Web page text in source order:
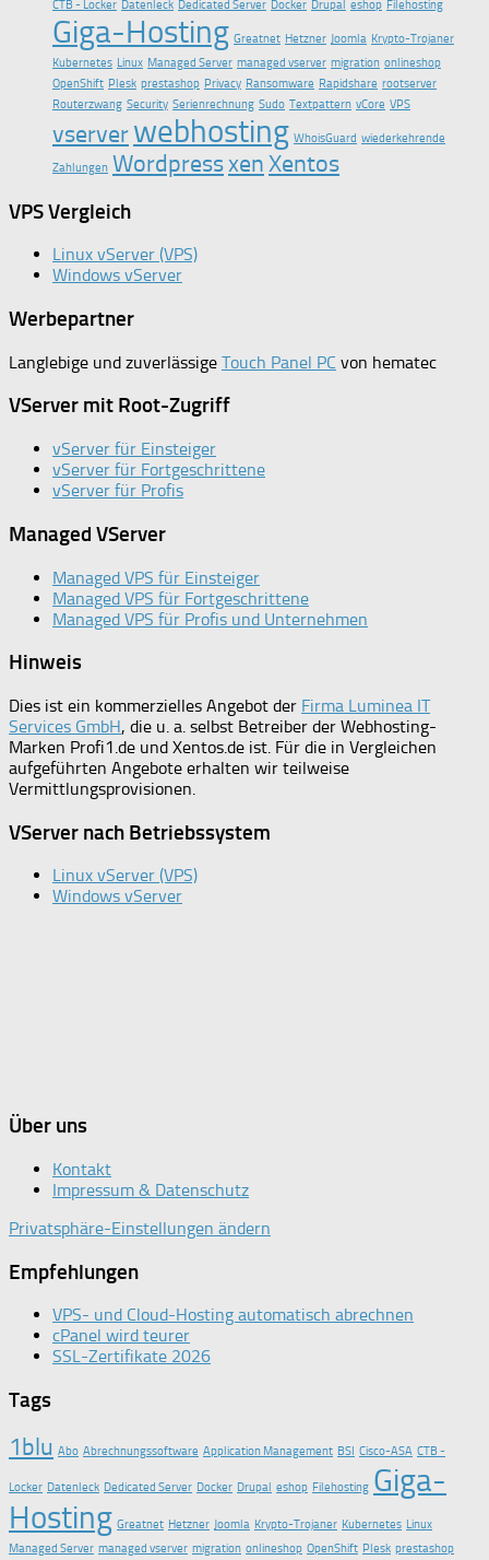
CTB - Locker Datenleck Dedicated Server Docker Drupal eshop Filehosting
Giga-Hosting Greatnet Hetzner Joomla Krypto-Trojaner
Kubernetes Linux Managed Server managed vserver migration onlineshop
OpenShift Plesk prestashop Privacy Ransomware Rapidshare rootserver
Routerzwang Security Serienrechnung Sudo Textpattern vCore VPS
vserverwebhosting WhoisGuard wiederkehrende
Zahlungen WordpressxenXentos
VPS Vergleich
Linux vServer (VPS)
Windows vServer
Werbepartner
Langlebige und zuverlässige Touch Panel PC von hematec
VServer mit Root-Zugriff
vServer für Einsteiger
vServer für Fortgeschrittene
vServer für Profis
Managed VServer
Managed VPS für Einsteiger
Managed VPS für Fortgeschrittene
Managed VPS für Profis und Unternehmen
Hinweis
Dies ist ein kommerzielles Angebot der Firma Luminea IT
Services GmbH, die u. a. selbst Betreiber der Webhosting-
Marken Profi1.de und Xentos.de ist. Für die in Vergleichen
aufgeführten Angebote erhalten wir teilweise
Vermittlungsprovisionen.
VServer nach Betriebssystem
Linux vServer (VPS)
Windows vServer
Über uns
Kontakt
Impressum & Datenschutz
Privatsphäre-Einstellungen ändern
Empfehlungen
VPS- und Cloud-Hosting automatisch abrechnen
cPanel wird teurer
SSL-Zertifikate 2026
Tags
1blu Abo Abrechnungssoftware Application Management BSI Cisco-ASA CTB -
Locker Datenleck Dedicated Server Docker Drupal eshop Filehosting Giga-
Hosting Greatnet Hetzner Joomla Krypto-Trojaner Kubernetes Linux
Managed Server managed vserver migration onlineshop OpenShift Plesk prestashop